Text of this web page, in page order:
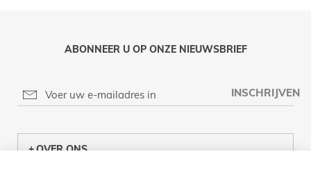
ABONNEER U OP ONZE NIEUWSBRIEF
INSCHRIJVEN
OVER ONS